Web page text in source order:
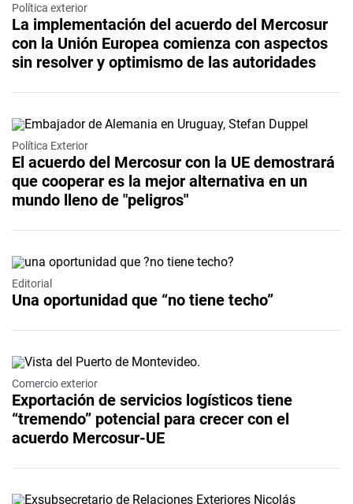
Política exterior
La implementación del acuerdo del Mercosur
con la Unión Europea comienza con aspectos
sin resolver y optimismo de las autoridades
Política Exterior
El acuerdo del Mercosur con la UE demostrará
que cooperar es la mejor alternativa en un
mundo lleno de "peligros"
Editorial
Una oportunidad que “no tiene techo”
Comercio exterior
Exportación de servicios logísticos tiene
“tremendo” potencial para crecer con el
acuerdo Mercosur-UE